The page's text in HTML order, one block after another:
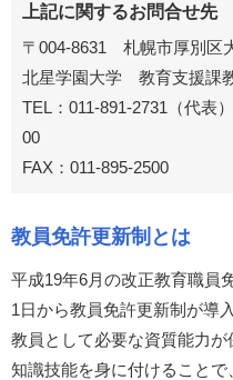
上記に関するお問合せ先
〒004-8631 札幌市厚別区
北星学園大学 教育支援課
TEL： 011-891-2731 （代表
00
FAX：011-895-2500
教員免許更新制とは
平成19年6月の改正教育職員
1日から教員免許更新制が導
教員として必要な資質能力
知識技能を身に付けること